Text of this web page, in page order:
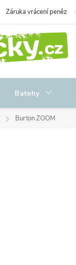
Záruka vrácení peněz
Batohy
Burton ZOOM